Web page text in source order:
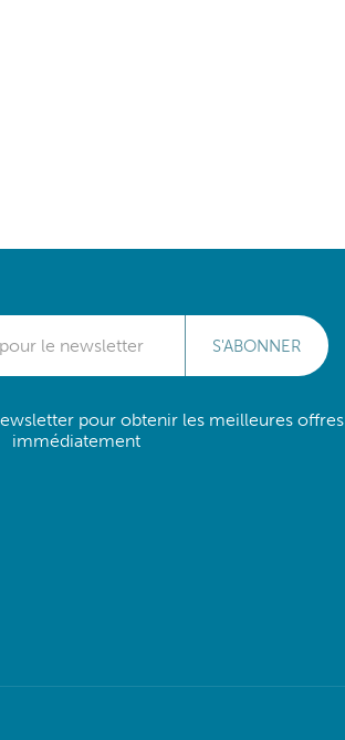
S'ABONNER
pour obtenir les meilleures offres
immédiatement